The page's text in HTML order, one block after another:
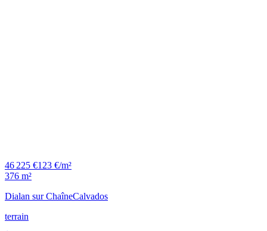
46 225 €123 €/m²
376 m²
Dialan sur ChaîneCalvados
terrain